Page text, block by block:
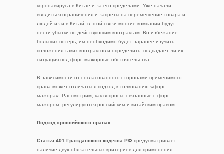
коронавируса в Китае и за его пределами. Уже начали
вводиться ограничения и запреты на перемещение товара и
людей из и в Китай, в этой связи многие компании будут
нести убытки по действующим контрактам. Во избежание
больших потерь, им необходимо будет заранее изучить
положения таких контрактов и определить, подпадает ли их
ситуация под форс-мажорные обстоятельства.
В зависимости от согласованного сторонами применимого
права может отличаться подход к толкованию «форс-
мажора». Рассмотрим, как вопросы, связанные с форс-
мажором, регулируются российским и китайским правом.
Подход «российского права»
Статья 401 Гражданского кодекса РФ предусматривает
наличие двух обязательных критериев для применения